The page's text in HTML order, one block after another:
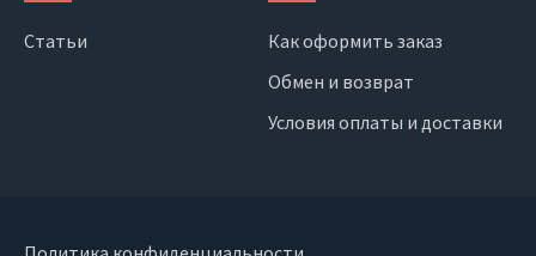
Статьи
Как оформить заказ
Обмен и возврат
Условия оплаты и доставки